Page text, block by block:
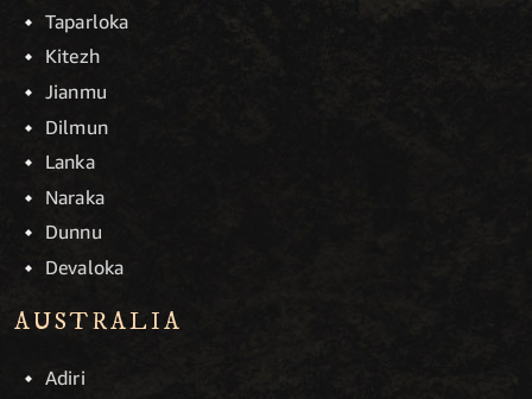
Taparloka
Kitezh
Jianmu
Dilmun
Lanka
Naraka
Dunnu
Devaloka
AUSTRALIA
Adiri